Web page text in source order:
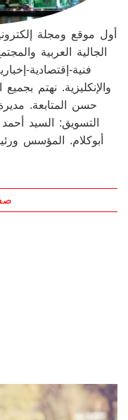
أول موقع ومجلة
الجالية العربية
فنية-إقتصادية-
والإنكليزية. نهتم
حسن المتابعة.
التسويق: السيد
أبوكلام. المؤسس